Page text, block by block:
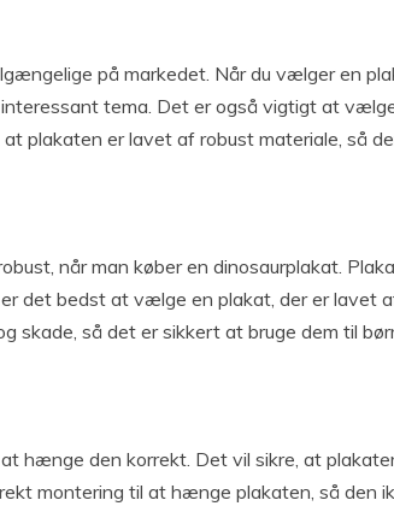
på markedet. Når du vælger en
tema. Det er også vigtigt at
plakaten er lavet af robust materiale, så
når man køber en dinosaurplakat.
det bedst at vælge en plakat, der er
så det er sikkert at bruge dem til
hænge den korrekt. Det vil sikre, at
montering til at hænge plakaten, så den